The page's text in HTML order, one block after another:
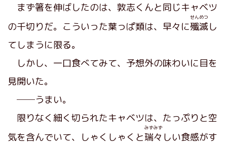
まず箸を伸ばしたのは、敦志くんと同じキャベツ
の千切りだ。こういった葉っぱ類は、早々に殲滅
せんめつ
し
てしまうに限る。
しかし、一口食べてみて、予想外の味わいに目を
見開いた。
──うまい。
限りなく細く切られたキャベツは、たっぷりと空
気を含んでいて、しゃくしゃくと瑞々
みずみず
しい食感がす